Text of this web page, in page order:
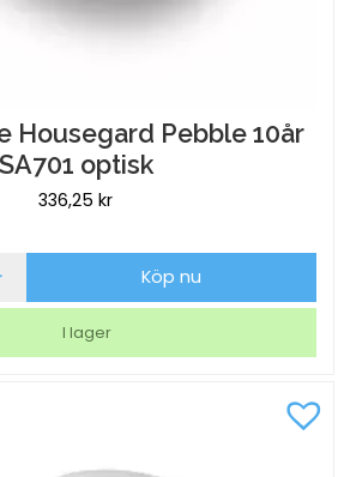
Housegard Pebble 10år
SA701 optisk
336,25 kr
Köp nu
I lager